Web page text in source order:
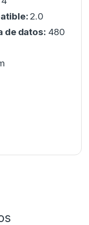
2.0
de datos: 480